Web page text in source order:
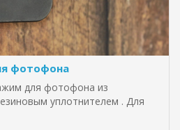
фотофона
для фотофона из
уплотнителем . Для